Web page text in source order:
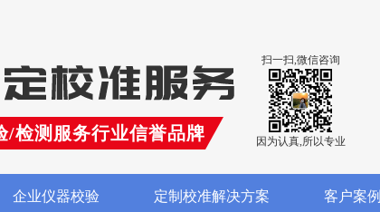
/检测服务行业信誉品牌
扫一扫,微信咨询
因为认真,所以专业
企业仪器校验 定制校准解决方案 客户案例